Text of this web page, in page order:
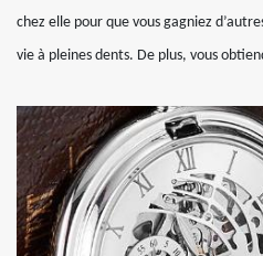
chez elle pour que vous gagniez
vie à pleines dents. De plus, vous